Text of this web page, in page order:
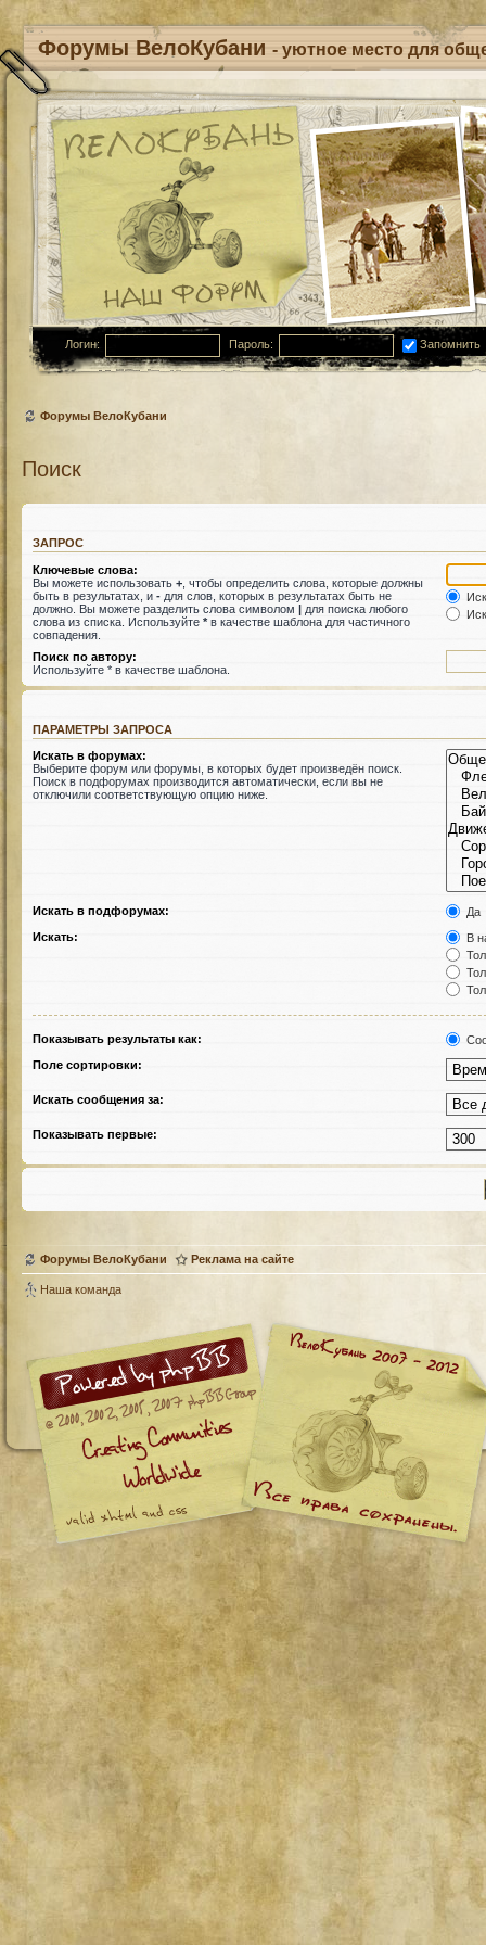
Форумы ВелоКубани - уютное место для
Логин: Пароль: Запомнить
Форумы ВелоКубани
Поиск
ЗАПРОС
Ключевые слова:
Вы можете использовать + , чтобы определить слова, которые должны
быть в результатах, и - для слов, которых в результатах быть не
должно. Вы можете разделить слова символом | для поиска любого
слова из списка. Используйте *в качестве шаблона для частичного
совпадения.
Поиск по автору:
Используйте * в качестве шаблона.
ПАРАМЕТРЫ ЗАПРОСА
Искать в форумах:
Выберите форум или форумы, в которых будет произведён поиск.
Поиск в подфорумах производится автоматически, если вы не
отключили соответствующую опцию ниже.
Искать в подфорумах:
Да
Искать:
В
Показывать результаты как:
Поле сортировки:
Искать сообщения за:
Показывать первые:
Форумы ВелоКубани Реклама на сайте
Наша команда